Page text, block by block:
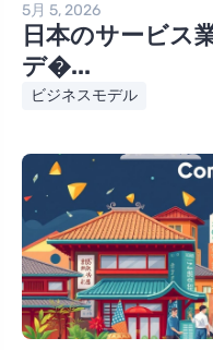
5月 5, 2026
日本のサービス
デ�...
ビジネスモデル